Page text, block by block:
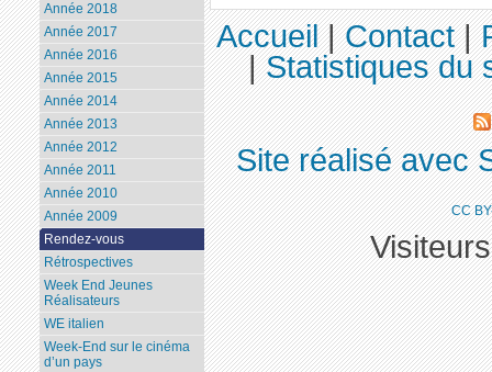
Année 2018
Année 2017
Année 2016
Année 2015
Année 2014
Année 2013
Année 2012
Année 2011
Année 2010
Année 2009
Rendez-vous
Rétrospectives
Week End Jeunes
Réalisateurs
WE italien
Week-End sur le cinéma
d’un pays
Accueil|Contact|
|Statistiques du
Site réalisé avec
CC